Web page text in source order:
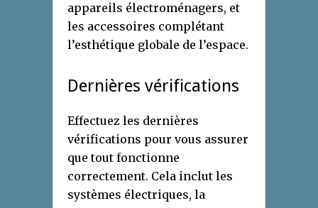
appareils électroménagers, et
les accessoires complétant
l’esthétique globale de l’espace.
Dernières vérifications
Effectuez les dernières
vérifications pour vous assurer
que tout fonctionne
correctement. Cela inclut les
systèmes électriques, la